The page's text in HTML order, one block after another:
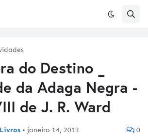
do Destino _
da Adaga Negra -
de J. R. Ward
• janeiro 14, 2013 0